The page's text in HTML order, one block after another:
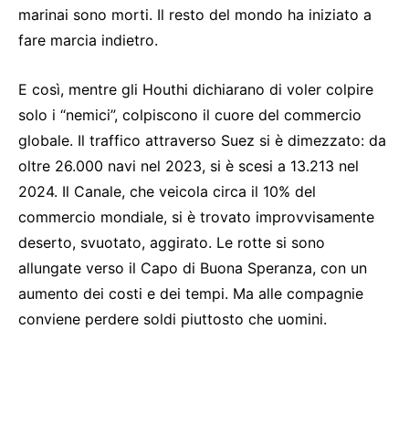
marinai sono morti. Il resto del mondo ha iniziato a
fare marcia indietro.
E così, mentre gli Houthi dichiarano di voler colpire
solo i “nemici”, colpiscono il cuore del commercio
globale. Il traffico attraverso Suez si è dimezzato: da
oltre 26.000 navi nel 2023, si è scesi a 13.213 nel
2024. Il Canale, che veicola circa il 10% del
commercio mondiale, si è trovato improvvisamente
deserto, svuotato, aggirato. Le rotte si sono
allungate verso il Capo di Buona Speranza, con un
aumento dei costi e dei tempi. Ma alle compagnie
conviene perdere soldi piuttosto che uomini.